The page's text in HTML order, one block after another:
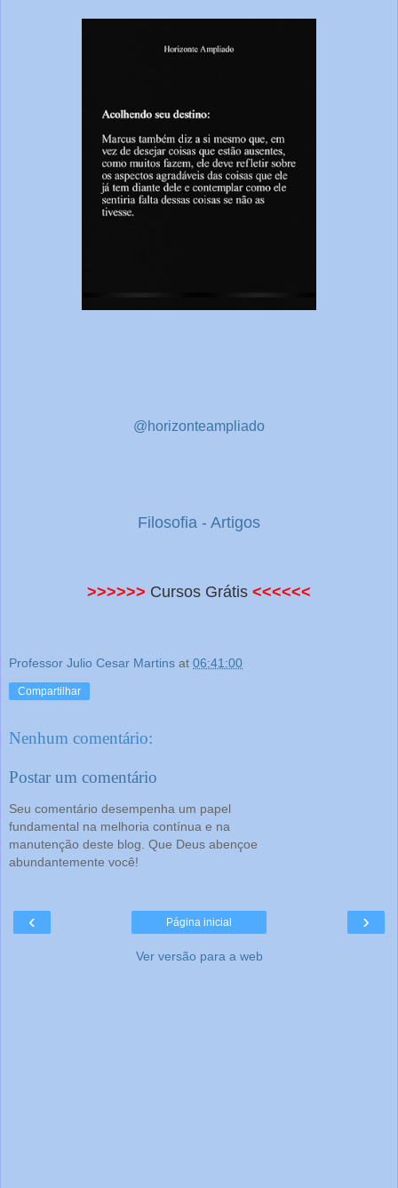
@horizonteampliado
Filosofia - Artigos
>>>>>> Cursos Grátis <<<<<<
Professor Julio Cesar Martins at 06:41:00
Compartilhar
Nenhum comentário:
Postar um comentário
Seu comentário desempenha um papel
fundamental na melhoria contínua e na
manutenção deste blog. Que Deus abençoe
abundantemente você!
‹ ›
Página inicial
Ver versão para a web